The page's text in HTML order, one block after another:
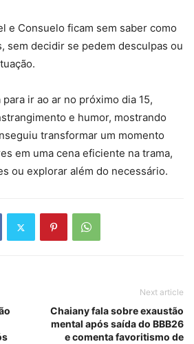
e Consuelo ficam sem saber como
sem decidir se pedem desculpas ou
ir ao ar no próximo dia 15,
e humor, mostrando
transformar um momento
em uma cena eficiente na trama,
ou explorar além do necessário.
Next article
Chaiany fala sobre exaustão
mental após saída do BBB26
e comenta favoritismo de